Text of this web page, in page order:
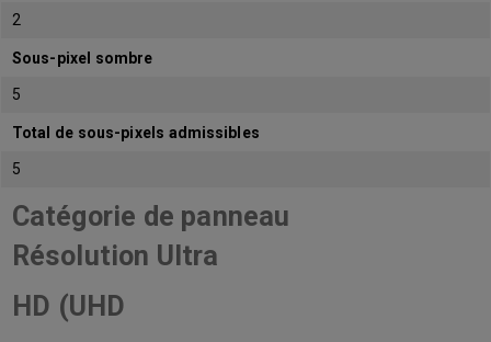
2
Sous-pixel sombre
5
Total de sous-pixels admissibles
5
Catégorie de panneau
Résolution Ultra
HD (UHD